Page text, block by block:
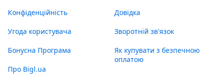
Конфіденційність
Угода користувача
Бонусна Програма
Про Bigl.ua
Довідка
Зворотній зв'язок
Як купувати з безпечною
оплатою